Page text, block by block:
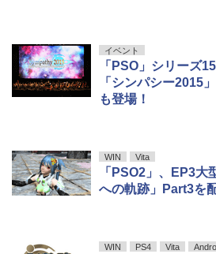
イベント
「PSO」シリーズ
「シンパシー2015
も登場！
WIN Vita
「PSO2」、EP3大
への軌跡」Part3を
WIN PS4 Vita